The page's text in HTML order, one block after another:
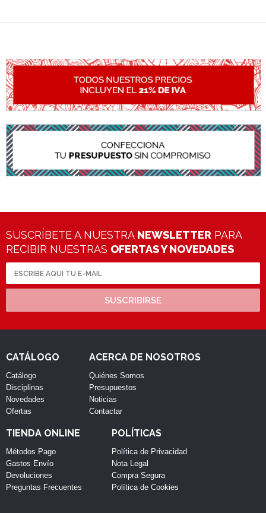
SUSCRÍBETE A NUESTRA NEWSLETTER PARA
RECIBIR NUESTRAS OFERTAS Y NOVEDADES
SUSCRIBIRSE
CATÁLOGO
Catálogo
Disciplinas
Novedades
Ofertas
ACERCA DE NOSOTROS
Quiénes Somos
Presupuestos
Noticias
Contactar
TIENDA ONLINE
Métodos Pago
Gastos Envío
Devoluciones
Preguntas Frecuentes
POLÍTICAS
Política de Privacidad
Nota Legal
Compra Segura
Política de Cookies